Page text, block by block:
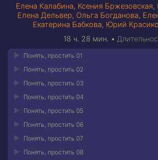
Елена Калабина, Ксения Бржезовская,
Елена Дельвер, Ольга Богданова,
Екатерина Бабкова, Юрий
18 ч. 28 мин. •
Понять, простить 01
Понять, простить 02
Понять, простить 03
Понять, простить 04
Понять, простить 05
Понять, простить 06
Понять, простить 07
Понять, простить 08